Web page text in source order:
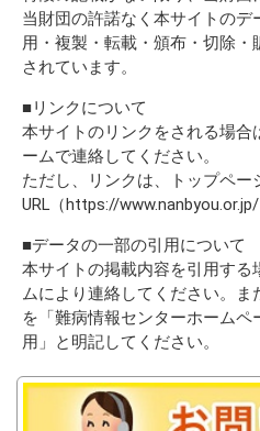
当財団の許諾なく本サイトの
用・複製・転載・頒布・切除
されています。
■リンクについて
本サイトのリンクをされる場合
ームで連絡してください。
ただし、リンクは、トップペー
URL（https://www.nanbyou.or.jp/
■データの一部の引用について
本サイトの掲載内容を引用する
ムにより連絡してください。
を「難病情報センターホームペ
用」と明記してください。